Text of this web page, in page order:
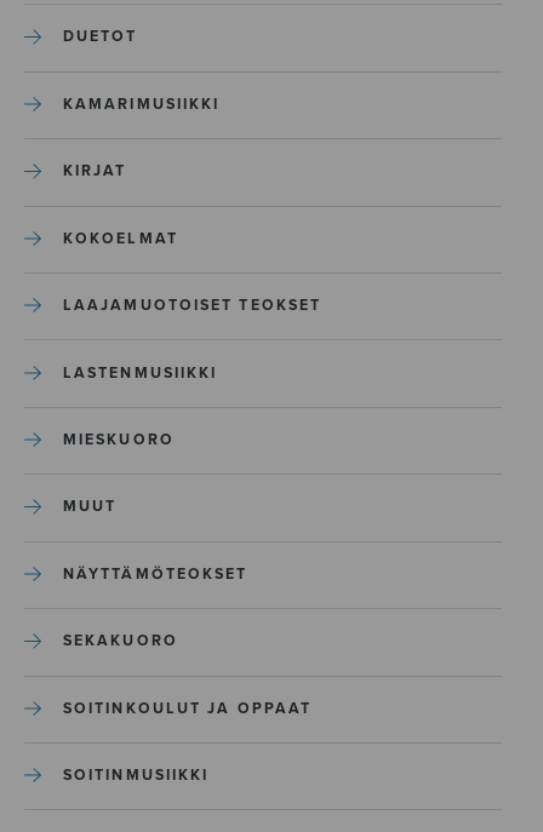
DUETOT
KAMARIMUSIIKKI
KIRJAT
KOKOELMAT
LAAJAMUOTOISET TEOKSET
LASTENMUSIIKKI
MIESKUORO
MUUT
NÄYTTÄMÖTEOKSET
SEKAKUORO
SOITINKOULUT JA OPPAAT
SOITINMUSIIKKI